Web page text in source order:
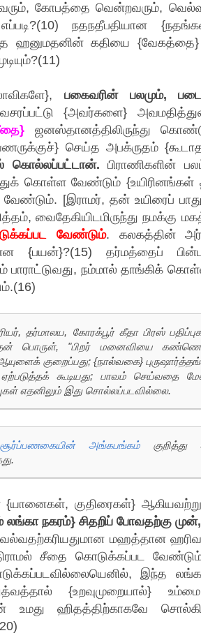
கோபத்தை வென்றவரும்,
எப்படி?(10) நதநதீபதியான
ஹனுமதனின் கதியை
பகைவரின் பலமும்,
{அவர்களை}
ஜனஸ்தானத்திலிருந்து
செய்த அபக்ருதம்
கொல்லப்பட்டான். பிராணிகளின்
கொள்ள வேண்டும்
வேண்டும். [இராமர், தன் உயிரைப்
வைதேகியிடமிருந்து நமக்கு
வேண்டும். கலகத்தின்
{பயன்}?(15) தர்மத்தைப்
நம்மால் தாங்கிக்
தர்மாலய, கோரக்பூர் கீதா பிரஸ்
பொருள், "பிறர் மனைவியை
குறைப்பது; {நால்வகை}
கூடியது; பாவம் செய்வதை
எதனிலும் இது சொல்லப்படவில்லை.
சூர்ப்பணகையின் அங்கபங்கம் குறித்து
குதிரைகள்}
லங்கா நகரம்} சிதறிப் போவதற்கு
மஹத்தான
சீதை கொடுக்கப்பட
இந்த
{உறவுமுறையால்}
உமது ஹிதத்திற்காகவே